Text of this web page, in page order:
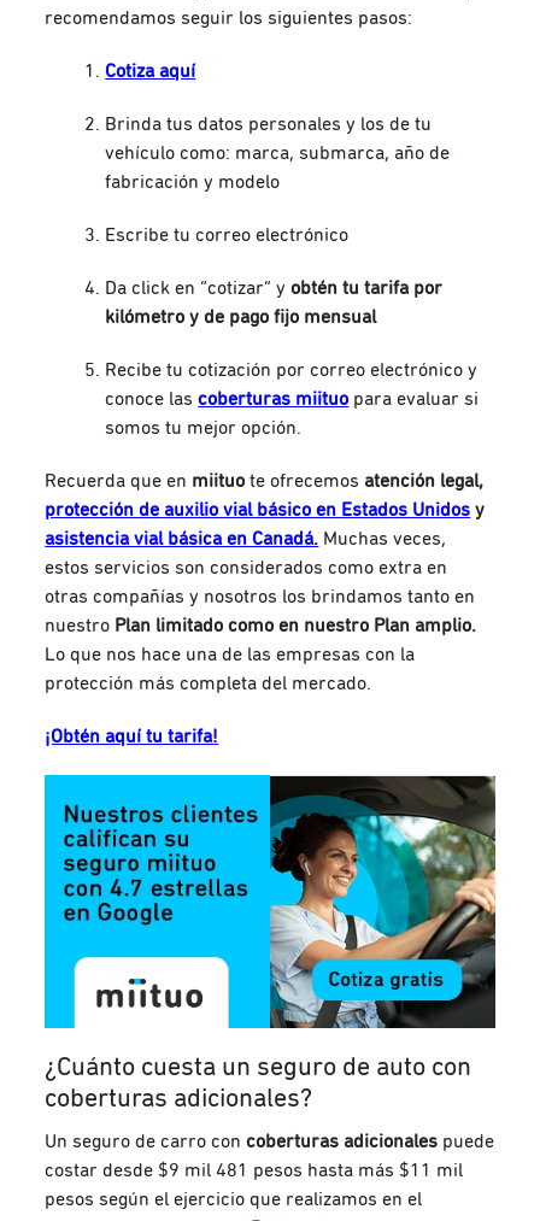
recomendamos seguir los siguientes pasos:
Cotiza aquí
Brinda tus datos personales y los de tu
vehículo como: marca, submarca, año de
fabricación y modelo
Escribe tu correo electrónico
Da click en “cotizar” yobtén tu tarifa por
kilómetro y de pago fijo mensual
Recibe tu cotización por correo electrónico y
conoce lascoberturas miituo para evaluar si
somos tu mejor opción.
Recuerda que en miituo te ofrecemos atención legal,
protección de auxilio vial básico en Estados Unidos y
asistencia vial básica en Canadá. Muchas veces,
estos servicios son considerados como extra en
otras compañías y nosotros los brindamos tanto en
nuestro Plan limitado como en nuestro Plan amplio.
Lo que nos hace una de las empresas con la
protección más completa del mercado.
¡Obtén aquí tu tarifa!
¿Cuánto cuesta un seguro de auto con
coberturas adicionales?
Un seguro de carro concoberturas adicionales puede
costar desde $9 mil 481 pesos hasta más $11 mil
pesos según el ejercicio que realizamos en el